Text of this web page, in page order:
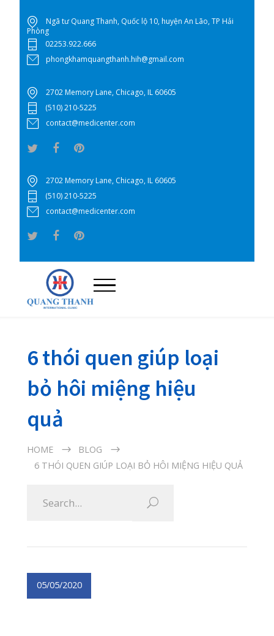
Ngã tư Quang Thanh, Quốc lộ 10, huyện An Lão, TP Hải
Phòng
02253.922.666
phongkhamquangthanh.hih@gmail.com
(510) 210-5225
2702 Memory Lane, Chicago, IL 60605
6 thói quen giúp loại
quả
6 THÓI QUEN GIÚP LOẠI BỎ HÔI MIỆNG HIỆU QUẢ
bạn cảm thấy tự ti khi giao tiếp, sinh
nguyên nhân gây đến tình trạng hôi
miệng có thể do thói quen sinh hoạt. Vì